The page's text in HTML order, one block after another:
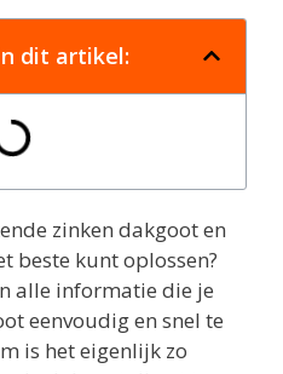
dit artikel:
zinken dakgoot en
beste kunt oplossen?
alle informatie die je
eenvoudig en snel te
is het eigenlijk zo